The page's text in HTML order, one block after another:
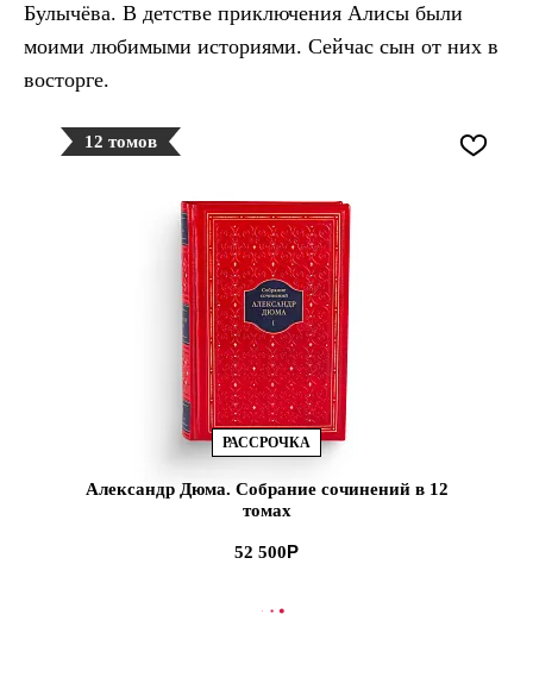
Булычёва. В детстве приключения Алисы были
моими любимыми историями. Сейчас сын от них в
восторге.
12 томов
РАССРОЧКА
Александр Дюма. Собрание сочинений в 12
томах
52 500
В КОРЗИНУ